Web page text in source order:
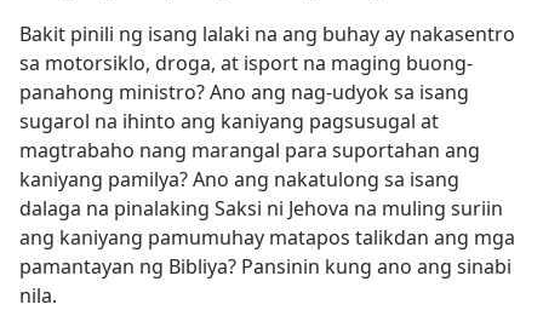
Bakit pinili ng isang lalaki na ang buhay ay nakasentro
sa motorsiklo, droga, at isport na maging buong-
panahong ministro? Ano ang nag-udyok sa isang
sugarol na ihinto ang kaniyang pagsusugal at
magtrabaho nang marangal para suportahan ang
kaniyang pamilya? Ano ang nakatulong sa isang
dalaga na pinalaking Saksi ni Jehova na muling suriin
ang kaniyang pamumuhay matapos talikdan ang mga
pamantayan ng Bibliya? Pansinin kung ano ang sinabi
nila.